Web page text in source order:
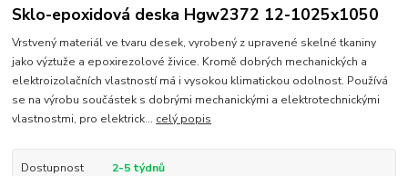
Sklo-epoxidová deska Hgw2372 12-1025x1050
Vrstvený materiál ve tvaru desek, vyrobený z upravené skelné tkaniny
jako výztuže a epoxirezolové živice. Kromě dobrých mechanických a
elektroizolačních vlastností má i vysokou klimatickou odolnost. Používá
se na výrobu součástek s dobrými mechanickými a elektrotechnickými
vlastnostmi, pro elektrick... celý popis
Dostupnost 2-5 týdnů